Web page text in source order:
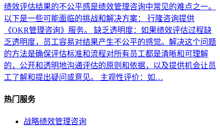
绩效评估结果的不公平感是绩效管理咨询中常见的难点之一。
以下是一些可能面临的挑战和解决方案： 行隆咨询提供
《OKR管理咨询》服务。 缺乏透明度：如果绩效评估过程缺
乏透明度，员工容易对结果产生不公平的感觉。解决这个问题
的方法是确保评估标准和流程对所有员工都是清晰和可理解
的，公开和透明地沟通评估的原则和依据，以及提供机会让员
工了解和提出疑问或意见。 主观性评价：如…
热门服务
战略绩效管理咨询